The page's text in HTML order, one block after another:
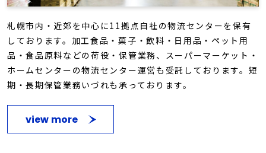
札幌市内・近郊を中心に11拠点自社の物流センターを保有
しております。加工食品・菓子・飲料・日用品・ペット用
品・食品原料などの荷役・保管業務、スーパーマーケット・
ホームセンターの物流センター運営も受託しております。短
期・長期保管業務いづれも承っております。
view more